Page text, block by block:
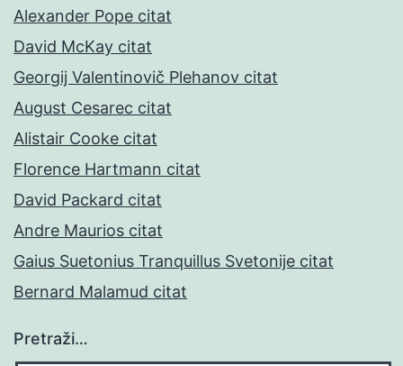
Alexander Pope citat
David McKay citat
Georgij Valentinovič Plehanov citat
August Cesarec citat
Alistair Cooke citat
Florence Hartmann citat
David Packard citat
Andre Maurios citat
Gaius Suetonius Tranquillus Svetonije citat
Bernard Malamud citat
Pretraži…